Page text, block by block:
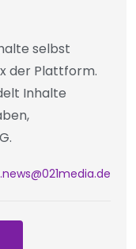
selbst
der Plattform.
Inhalte